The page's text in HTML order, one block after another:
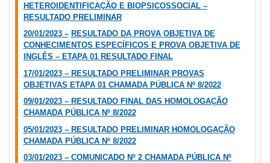
HETEROIDENTIFICAÇÃO E BIOPSICOSSOCIAL –
RESULTADO PRELIMINAR
20/01/2023 – RESULTADO DA PROVA OBJETIVA DE
CONHECIMENTOS ESPECÍFICOS E PROVA OBJETIVA DE
INGLÊS – ETAPA 01 RESULTADO FINAL
17/01/2023 – RESULTADO PRELIMINAR PROVAS
OBJETIVAS ETAPA 01 CHAMADA PÚBLICA Nº 8/2022
09/01/2023 – RESULTADO FINAL DAS HOMOLOGAÇÃO
CHAMADA PÚBLICA Nº 8/2022
05/01/2023 – RESULTADO PRELIMINAR HOMOLOGAÇÃO
CHAMADA PÚBLICA Nº 8/2022
03/01/2023 – COMUNICADO Nº 2 CHAMADA PÚBLICA Nº